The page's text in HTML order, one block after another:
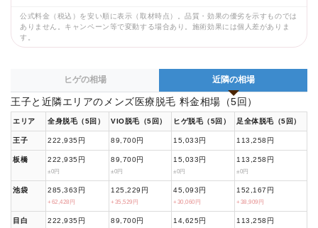
公式料金（税込）を安い順に表示（取材時点）。品質・効果の優劣を示すものでは
ありません。キャンペーン等で変動する場合あり。施術効果には個人差がありま
す。
ヒゲの相場 近隣の相場
王子と近隣エリアのメンズ医療脱毛 料金相場（5回）
エリア 全身脱毛（5回） VIO脱毛（5回） ヒゲ脱毛（5回） 足全体脱毛（5回）
王子 222,935円 89,700円 15,033円 113,258円
板橋 222,935円
±0円
89,700円
±0円
15,033円
±0円
113,258円
±0円
池袋 285,363円
+62,428円
125,229円
+35,529円
45,093円
+30,060円
152,167円
+38,909円
目白 222,935円 89,700円 14,625円 113,258円